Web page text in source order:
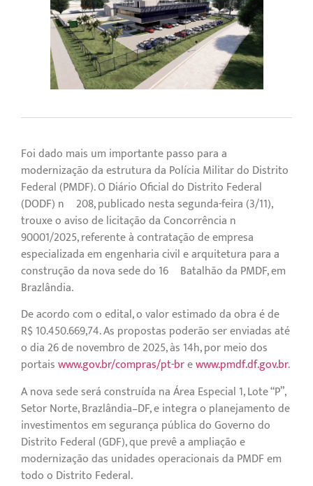
Foi dado mais um importante passo para a
modernização da estrutura da Polícia Militar do Distrito
Federal (PMDF). O Diário Oficial do Distrito Federal
(DODF) nº 208, publicado nesta segunda-feira (3/11),
trouxe o aviso de licitação da Concorrência nº
90001/2025, referente à contratação de empresa
especializada em engenharia civil e arquitetura para a
construção da nova sede do 16º Batalhão da PMDF, em
Brazlândia.
De acordo com o edital, o valor estimado da obra é de
R$ 10.450.669,74. As propostas poderão ser enviadas até
o dia 26 de novembro de 2025, às 14h, por meio dos
portaiswww.gov.br/compras/pt-brewww.pmdf.df.gov.br.
A nova sede será construída na Área Especial 1, Lote “P”,
Setor Norte, Brazlândia–DF, e integra o planejamento de
investimentos em segurança pública do Governo do
Distrito Federal (GDF), que prevê a ampliação e
modernização das unidades operacionais da PMDF em
todo o Distrito Federal.